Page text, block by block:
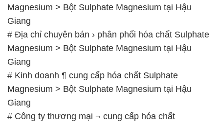
Magnesium > Bột Sulphate Magnesium tại Hậu
Giang
# Địa chỉ chuyên bán › phân phối hóa chất Sulphate
Magnesium > Bột Sulphate Magnesium tại Hậu
Giang
# Kinh doanh ¶ cung cấp hóa chất Sulphate
Magnesium > Bột Sulphate Magnesium tại Hậu
Giang
# Công ty thương mại ¬ cung cấp hóa chất